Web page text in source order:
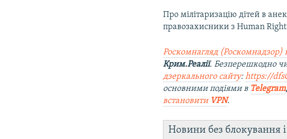
Про мілітаризацію дітей в
правозахисники з Human
Роскомнагляд (Роскомнадзор)
Крим.Реалії. Безперешкодно
дзеркального сайту:https://
основними подіями в Telegram
встановити VPN.
Новини без блокування